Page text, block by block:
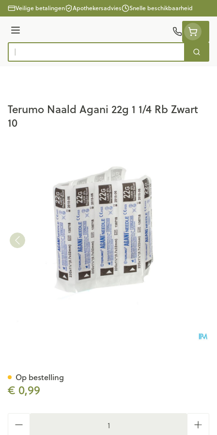
Ga naar de inhoud
Veilige betalingen Apothekersadvies Snelle beschikbaarheid
Menu
Product, merk, categorie...
Zoek
Terumo Naald Agani 22g 1 1/4 Rb Zwart
10
€ 0,99
Op bestelling